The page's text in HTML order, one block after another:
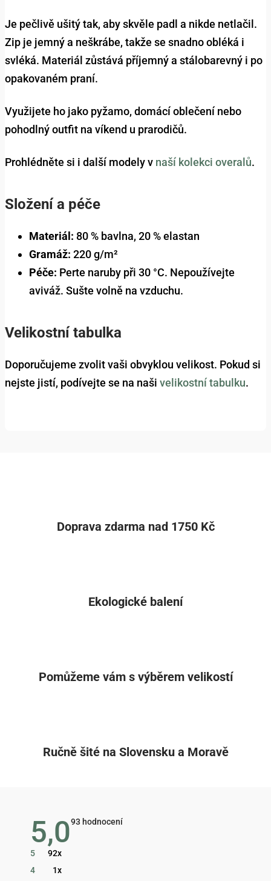
Je pečlivě ušitý tak, aby skvěle padl a nikde netlačil.
Zip je jemný a neškrábe, takže se snadno obléká i
svléká. Materiál zůstává příjemný a stálobarevný i po
opakovaném praní.
Využijete ho jako pyžamo, domácí oblečení nebo
pohodlný outfit na víkend u prarodičů.
Prohlédněte si i další modely v naší kolekci overalů.
Složení a péče
Materiál: 80 % bavlna, 20 % elastan
Gramáž: 220 g/m²
Péče: Perte naruby při 30 °C. Nepoužívejte
aviváž. Sušte volně na vzduchu.
Velikostní tabulka
Doporučujeme zvolit vaši obvyklou velikost. Pokud si
nejste jistí, podívejte se na naši velikostní tabulku.
Doprava zdarma nad 1750 Kč
Ekologické balení
Pomůžeme vám s výběrem velikostí
Ručně šité na Slovensku a Moravě
5,0Průměrné
93 hodnocení
5
92x
4
1x